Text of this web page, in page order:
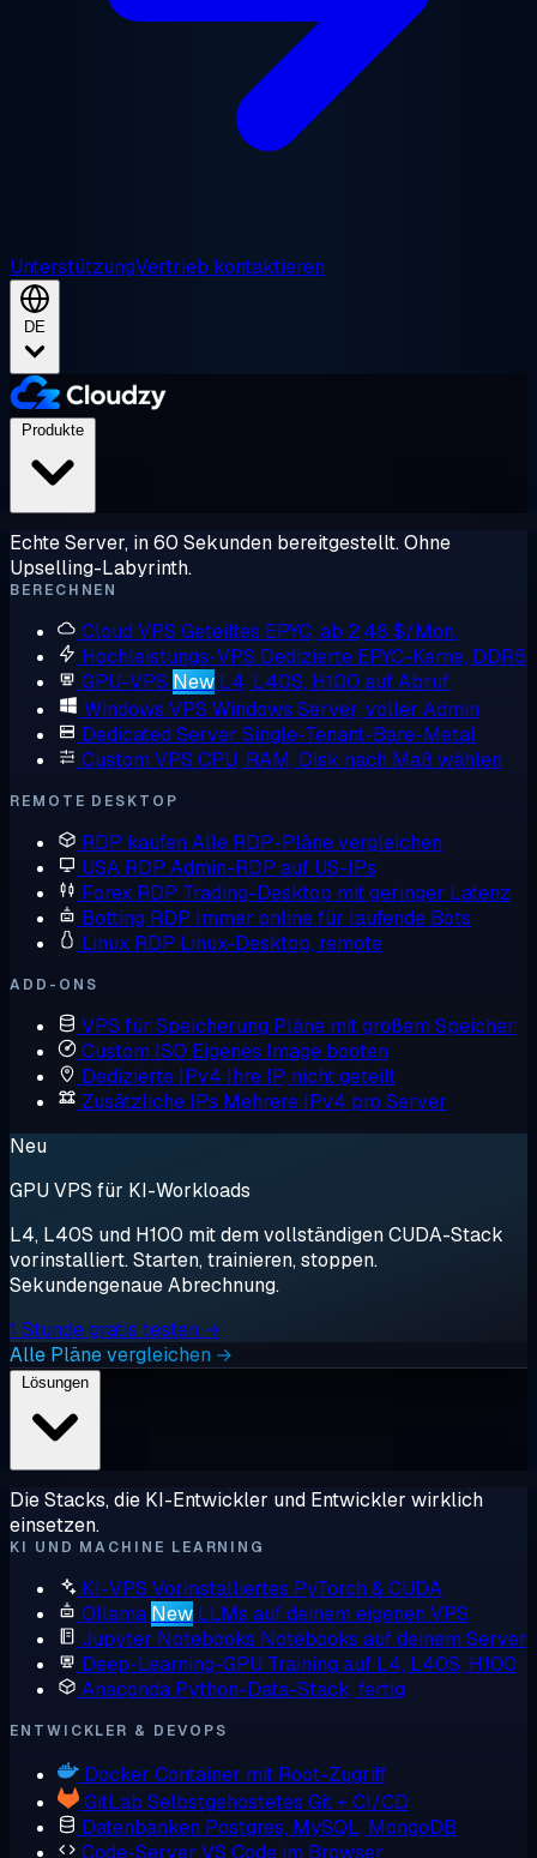
UnterstützungVertrieb kontaktieren
DE
Echte Server, in 60 Sekunden bereitgestellt. Ohne
Upselling-Labyrinth.
BERECHNEN
Cloud VPS Geteiltes EPYC, ab 2,48 $/Mon.
Hochleistungs-VPS Dedizierte EPYC-Kerne, DDR5
GPU-VPS New L4, L40S, H100 auf Abruf
Windows VPS Windows Server, voller Admin
Dedicated Server Single-Tenant-Bare-Metal
Custom VPS CPU, RAM, Disk nach Maß wählen
REMOTE DESKTOP
RDP kaufen Alle RDP-Pläne vergleichen
USA RDP Admin-RDP auf US-IPs
Forex RDP Trading-Desktop mit geringer Latenz
Botting RDP Immer online für laufende Bots
Linux RDP Linux-Desktop, remote
ADD-ONS
VPS für Speicherung Pläne mit großem Speicher
Custom ISO Eigenes Image booten
Dedizierte IPv4 Ihre IP, nicht geteilt
Zusätzliche IPs Mehrere IPv4 pro Server
Neu
GPU VPS für KI-Workloads
L4, L40S und H100 mit dem vollständigen CUDA-Stack
vorinstalliert. Starten, trainieren, stoppen.
Sekundengenaue Abrechnung.
1 Stunde gratis testen →
Alle Pläne vergleichen →
Die Stacks, die KI-Entwickler und Entwickler wirklich
einsetzen.
KI UND MACHINE LEARNING
KI-VPS Vorinstalliertes PyTorch & CUDA
Ollama New LLMs auf deinem eigenen VPS
Jupyter Notebooks Notebooks auf deinem Server
Deep-Learning-GPU Training auf L4, L40S, H100
Anaconda Python-Data-Stack, fertig
ENTWICKLER & DEVOPS
Docker Container mit Root-Zugriff
GitLab Selbstgehostetes Git + CI/CD
Datenbanken Postgres, MySQL, MongoDB
Code-Server VS Code im Browser